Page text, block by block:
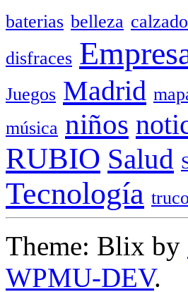
baterias belleza calzado
disfraces
Juegos Madrid
música niños
RUBIO Salud
Tecnología
Theme: Blix by
WPMU-DEV.